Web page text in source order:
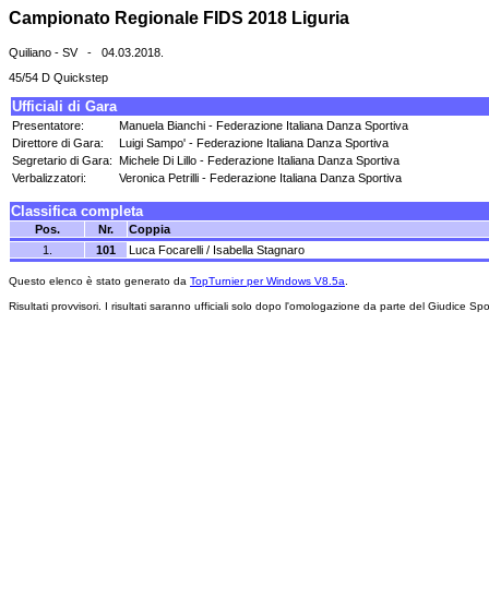
Campionato Regionale FIDS 2018 Liguria
Quiliano - SV - 04.03.2018.
45/54 D Quickstep
Ufficiali di Gara
Presentatore:
Manuela Bianchi - Federazione Italiana Danza Sportiva
Direttore di Gara:
Luigi Sampo' - Federazione Italiana Danza Sportiva
Segretario di Gara:
Michele Di Lillo - Federazione Italiana Danza Sportiva
Verbalizzatori:
Veronica Petrilli - Federazione Italiana Danza Sportiva
Classifica completa
Pos. Nr.
Coppia
1.
101 Luca Focarelli / Isabella Stagnaro
Questo elenco è stato generato da TopTurnier per Windows V8.5a
Risultati provvisori. I risultati saranno ufficiali solo dopo l'omologazione da parte del Giudice